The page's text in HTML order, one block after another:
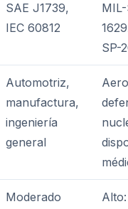
SAE J1739,
IEC 60812
SP-
Automotriz,
manufactura,
ingeniería
general
Moderado